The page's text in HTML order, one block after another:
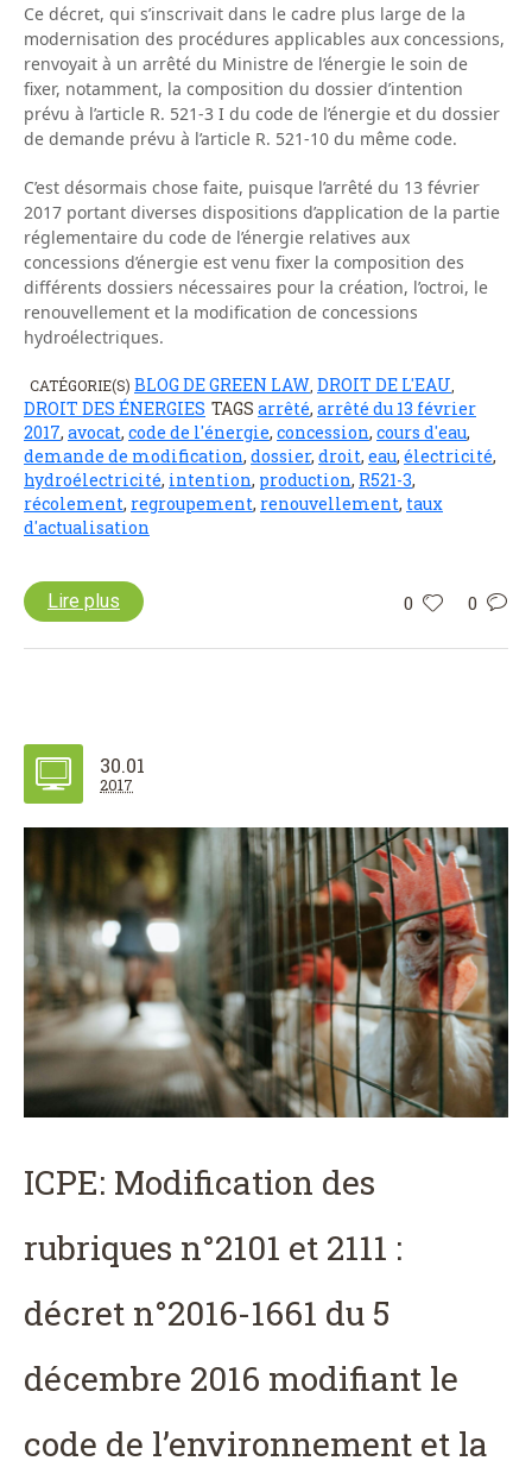
Ce décret, qui s’inscrivait dans le cadre plus large de la
modernisation des procédures applicables aux concessions,
renvoyait à un arrêté du Ministre de l’énergie le soin de
fixer, notamment, la composition du dossier d’intention
prévu à l’article R. 521-3 I du code de l’énergie et du dossier
de demande prévu à l’article R. 521-10 du même code.
C’est désormais chose faite, puisque l’arrêté du 13 février
2017 portant diverses dispositions d’application de la partie
réglementaire du code de l’énergie relatives aux
concessions d’énergie est venu fixer la composition des
différents dossiers nécessaires pour la création, l’octroi, le
renouvellement et la modification de concessions
hydroélectriques.
CATÉGORIE(S) BLOG DE GREEN LAW DROIT DE L'EAU
DROIT DES ÉNERGIES TAGS arrêté, arrêté du 13 février
2017, avocat, code de l'énergie, concession, cours d'eau,
demande de modification, dossier, droit, eau, électricité,
hydroélectricité, intention, production, R521-3,
récolement, regroupement, renouvellement, taux
d'actualisation
0 0
Lire plus
30.01
2017
ICPE: Modification des
rubriques n°2101 et 2111 :
décret n°2016-1661 du 5
décembre 2016 modifiant le
code de l’environnement et la